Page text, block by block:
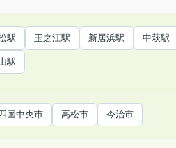
駅 玉之江駅 新居浜駅 中萩駅
駅
国中央市 高松市 今治市